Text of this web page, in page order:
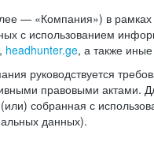
«Компания») в рамках
с использованием
, headhunter.ge, а также
руководствуется
правовыми
собранная с
данных).